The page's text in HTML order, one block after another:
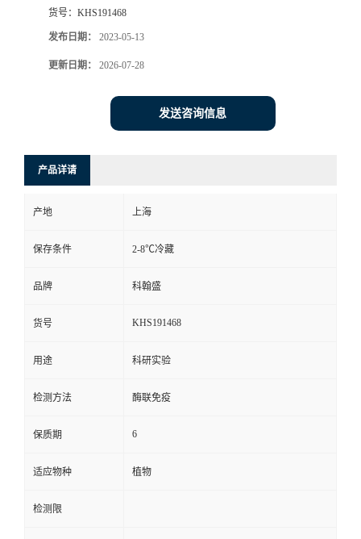
货号： KHS191468
发布日期： 2023-05-13
更新日期： 2026-07-28
发送咨询信息
产品详请
产地 上海
保存条件 2-8℃冷藏
品牌 科翰盛
货号 KHS191468
用途 科研实验
检测方法 酶联免疫
保质期 6
适应物种 植物
检测限